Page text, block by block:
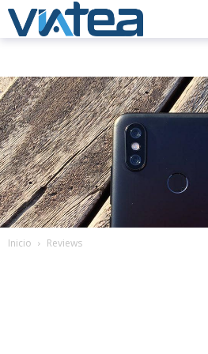
Inicio Reviews